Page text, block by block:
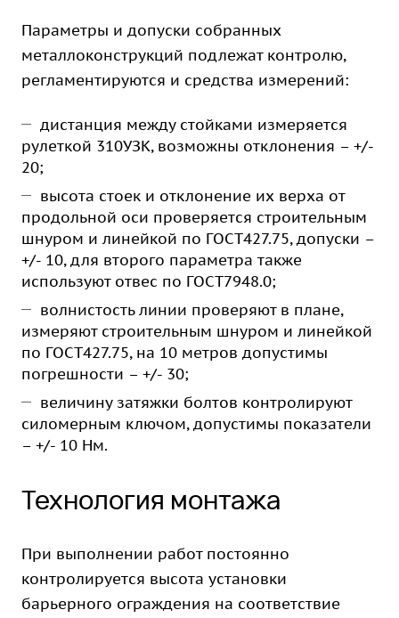
Параметры и допуски собранных
металлоконструкций подлежат контролю,
регламентируются и средства измерений:
дистанция между стойками измеряется
рулеткой 310УЗК, возможны отклонения – +/-
20;
высота стоек и отклонение их верха от
продольной оси проверяется строительным
шнуром и линейкой по ГОСТ427.75, допуски –
+/- 10, для второго параметра также
используют отвес по ГОСТ7948.0;
волнистость линии проверяют в плане,
измеряют строительным шнуром и линейкой
по ГОСТ427.75, на 10 метров допустимы
погрешности – +/- 30;
величину затяжки болтов контролируют
силомерным ключом, допустимы показатели
– +/- 10 Нм.
Технология монтажа
При выполнении работ постоянно
контролируется высота установки
барьерного ограждения на соответствие